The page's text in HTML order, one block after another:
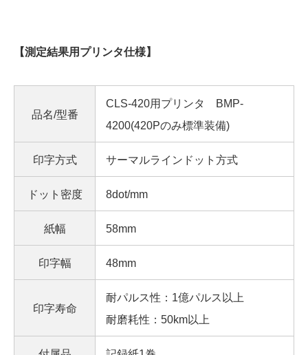
【測定結果用プリンタ仕様】
品名/型番
CLS-420用プリンタ BMP-
4200(420Pのみ標準装備)
印字方式 サーマルラインドット方式
ドット密度 8dot/mm
紙幅 58mm
印字幅 48mm
印字寿命
耐パルス性：1億パルス以上
耐磨耗性：50km以上